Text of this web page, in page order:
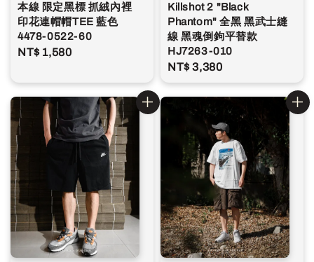
本線 限定黑標 抓絨內裡
印花連帽帽TEE 藍色
4478-0522-60
Regular
NT$ 1,580
Killshot 2 "Black
Phantom" 全黑 黑武士縫
線 黑魂倒鉤平替款
HJ7263-010
Regular
price
NT$ 3,380